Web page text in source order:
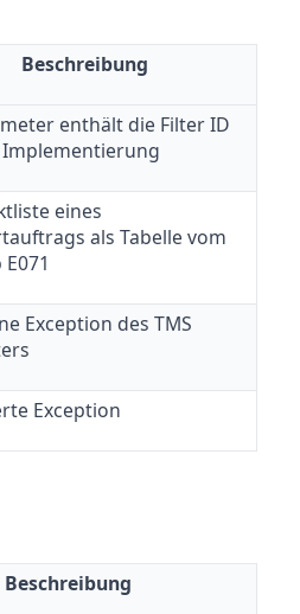
Beschreibung
enthält die Filter ID
eines
als Tabelle vom
Exception des TMS
Exception
Beschreibung